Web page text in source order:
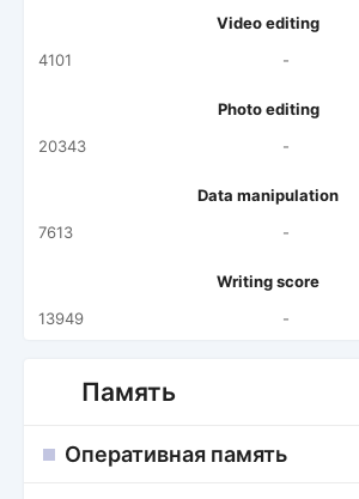
Video editing
4101
-
Photo editing
20343
-
Data manipulation
7613
-
Writing score
13949
-
Память
Оперативная память